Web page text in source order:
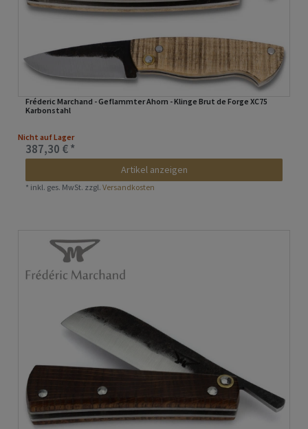
Fréderic Marchand - Geflammter Ahorn - Klinge Brut de Forge XC75
Karbonstahl
Nicht auf Lager
387,30 € *
Artikel anzeigen
* inkl. ges. MwSt. zzgl.Versandkosten